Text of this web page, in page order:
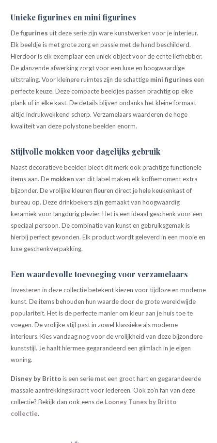
Unieke figurines en mini figurines
Defigurines uit deze serie zijn ware kunstwerken voor je interieur.
Elk beeldje is met grote zorg en passie met de hand beschilderd.
Hierdoor is elk exemplaar een uniek object voor de echte liefhebber.
De glanzende afwerking zorgt voor een luxe en hoogwaardige
uitstraling. Voor kleinere ruimtes zijn de schattige mini figurines een
perfecte keuze. Deze compacte beeldjes passen prachtig op elke
plank of in elke kast. De details blijven ondanks het kleine formaat
altijd indrukwekkend scherp. Verzamelaars waarderen de hoge
kwaliteit van deze polystone beelden enorm.
Stijlvolle mokken voor dagelijks gebruik
Naast decoratieve beelden biedt dit merk ook prachtige functionele
items aan. De mokken van dit label maken elk koffiemoment extra
bijzonder. De vrolijke kleuren fleuren direct je hele keukenkast of
bureau op. Deze drinkbekers zijn gemaakt van hoogwaardig
keramiek voor langdurig plezier. Het is een ideaal geschenk voor een
speciaal persoon. De combinatie van kunst en gebruiksgemak is
hierbij perfect gevonden. Elk product wordt geleverd in een mooie en
luxe geschenkverpakking.
Een waardevolle toevoeging voor verzamelaars
Investeren in deze collectie betekent kiezen voor tijdloze en moderne
kunst. De items behouden hun waarde door de grote wereldwijde
populariteit. Het is de perfecte manier om kleur aan je huis toe te
voegen. De vrolijke stijl past in zowel klassieke als moderne
interieurs. Kies vandaag nog voor de vrolijkheid van deze bijzondere
kunststijl. Je haalt hiermee gegarandeerd een glimlach in je eigen
woning.
Disney by Brittois een serie met een groot hart en gegarandeerde
massale aantrekkingskracht voor iedereen. Ook zo’n fan van deze
collectie? Bekijk dan ook eens de Looney Tunes by Britto
collectie.